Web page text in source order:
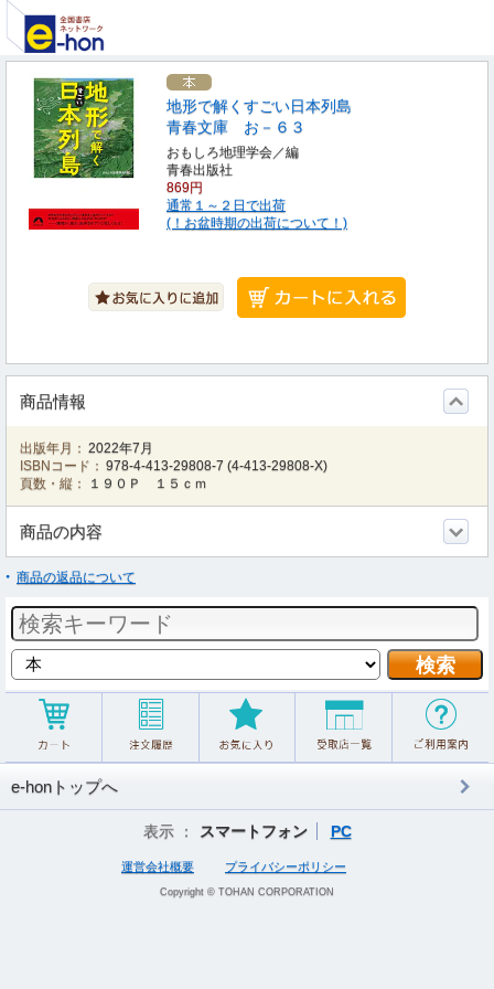
地形で解くすごい日本列島
青春文庫 お－６３
おもしろ地理学会／編
青春出版社
869円
通常１～２日で出荷
(！お盆時期の出荷について！)
商品情報
出版年月： 2022年7月
ISBNコード： 978-4-413-29808-7 (4-413-29808-X)
頁数・縦：
１９０Ｐ １５ｃｍ
商品の内容
商品の返品について
e-honトップへ
表示 ： スマートフォン PC
運営会社概要 プライバシーポリシー
Copyright © TOHAN CORPORATION